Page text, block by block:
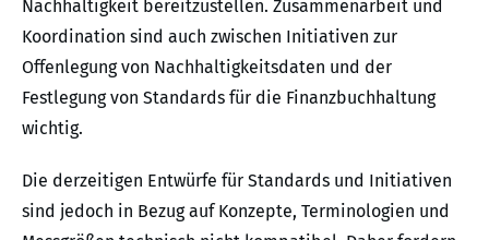
Nachhaltigkeit bereitzustellen. Zusammenarbeit und
Koordination sind auch zwischen Initiativen zur
Offenlegung von Nachhaltigkeitsdaten und der
Festlegung von Standards für die Finanzbuchhaltung
wichtig.
Die derzeitigen Entwürfe für Standards und Initiativen
sind jedoch in Bezug auf Konzepte, Terminologien und